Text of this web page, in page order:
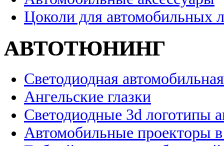
Цоколи для автомобильных
АВТОТЮНИНГ
Светодиодная
Ангельские глазки
Светодиодные 3d логотипы
Автомобильные проекторы